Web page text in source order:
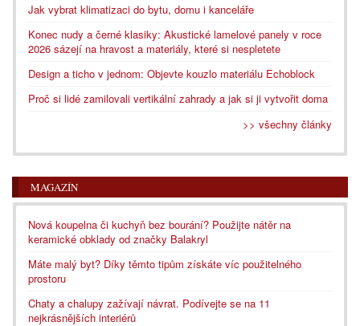
Jak vybrat klimatizaci do bytu, domu i kanceláře
Konec nudy a černé klasiky: Akustické lamelové panely v roce
2026 sázejí na hravost a materiály, které si nespletete
Design a ticho v jednom: Objevte kouzlo materiálu Echoblock
Proč si lidé zamilovali vertikální zahrady a jak si ji vytvořit doma
>> všechny články
MAGAZÍN
Nová koupelna či kuchyň bez bourání? Použijte nátěr na
keramické obklady od značky Balakryl
Máte malý byt? Díky těmto tipům získáte víc použitelného
prostoru
Chaty a chalupy zažívají návrat. Podívejte se na 11
nejkrásnějších interiérů